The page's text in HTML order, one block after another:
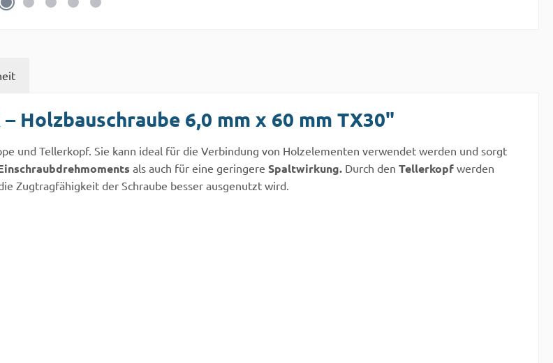
Holzbauschraube 6,0 mm x 60 mm TX30"
und Tellerkopf. Sie kann ideal für die Verbindung von Holzelementen verwendet werden und sorgt
als auch für eine geringere Spaltwirkung. Durch den Tellerkopf werden
Zugtragfähigkeit der Schraube besser ausgenutzt wird.